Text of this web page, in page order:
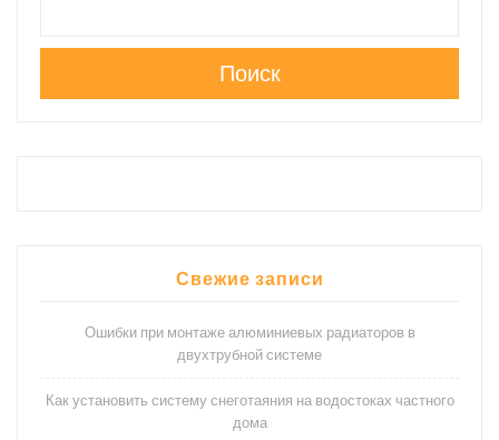
Поиск
Свежие записи
Ошибки при монтаже алюминиевых радиаторов в
двухтрубной системе
Как установить систему снеготаяния на водостоках частного
дома